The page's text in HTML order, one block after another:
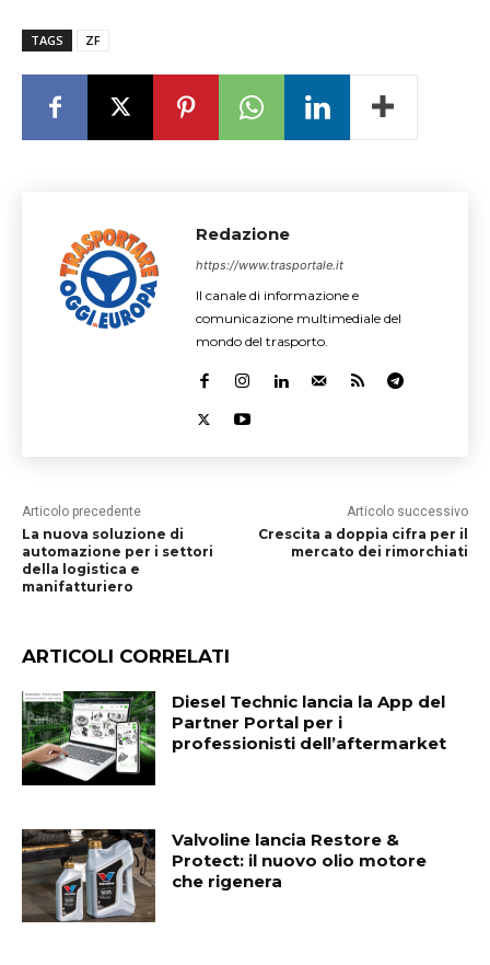
TAGS ZF
Redazione
https://www.trasportale.it
Il canale di informazione e
comunicazione multimediale del
mondo del trasporto.
Articolo precedente
La nuova soluzione di
automazione per i settori
della logistica e
manifatturiero
Articolo successivo
Crescita a doppia cifra per il
mercato dei rimorchiati
ARTICOLI CORRELATI
Diesel Technic lancia la App del
Partner Portal per i
professionisti dell’aftermarket
Valvoline lancia Restore &
Protect: il nuovo olio motore
che rigenera